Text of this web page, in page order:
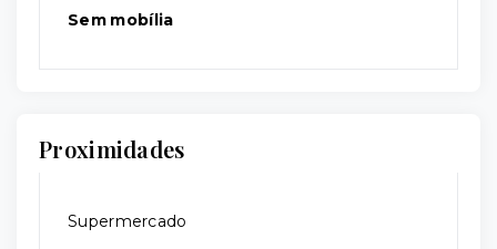
Sem mobília
Proximidades
Supermercado